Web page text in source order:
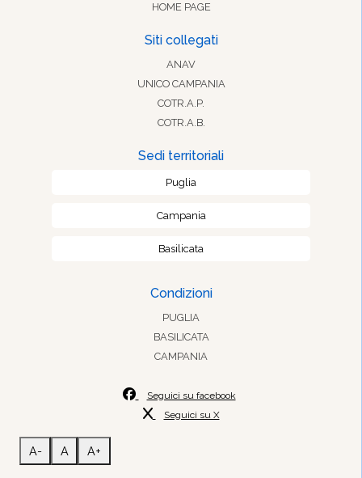
HOME PAGE
Siti collegati
ANAV
UNICO CAMPANIA
COTR.A.P.
COTR.A.B.
Sedi territoriali
Puglia
Campania
Basilicata
Condizioni
PUGLIA
BASILICATA
CAMPANIA
Seguici su facebook
Seguici su X
A- A A+